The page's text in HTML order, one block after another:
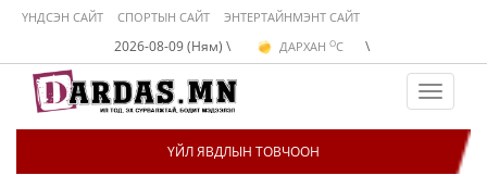
ҮНДСЭН САЙТ СПОРТЫН САЙТ ЭНТЕРТАЙНМЭНТ САЙТ
2026-08-09 (Ням) \ ДАРХАН OC
ЭРДЭНЭТ C
\
Toggle
ҮЙЛ ЯВДЛЫН ТОВЧООН